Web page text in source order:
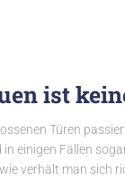
ist
Türen
einigen Fällen
verhält man sich